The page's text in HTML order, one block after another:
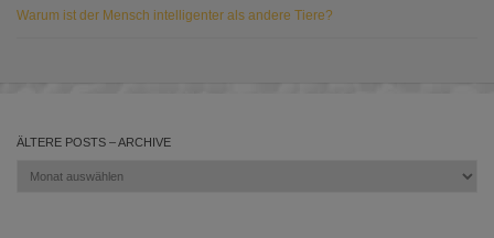
Warum ist der Mensch intelligenter als andere Tiere?
ÄLTERE POSTS – ARCHIVE